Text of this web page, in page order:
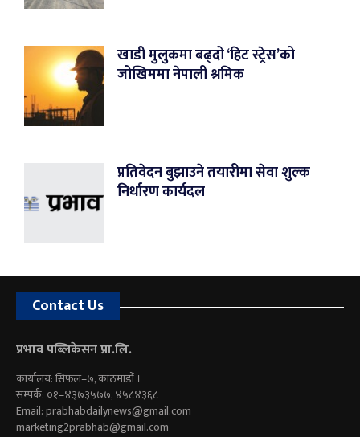
खाडी मुलुकमा बढ्दो ‘हिट स्ट्रेस’को
जोखिममा नेपाली श्रमिक
प्रतिवेदन बुझाउने तयारीमा सेवा शुल्क
निर्धारण कार्यदल
Contact Us
प्रभाव पब्लिकेसन प्रा.लि.
कार्यालय: सिफल–७, काठमाडौं ।
सम्पर्क: ०१–४३७३५७७, ४५८४३६८
Email:prabhabdailynews@gmail.com
marketing2prabhab@gmail.com